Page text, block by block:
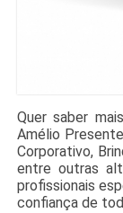
Quer saber
Amélio
Corporativo,
entre outras
profissionais
confiança de